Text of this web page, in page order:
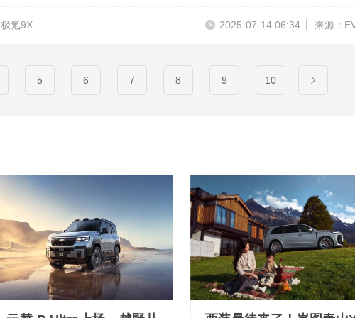
极氪9X 来源：
2025-07-14 06:34
5 6 7 8 9 10